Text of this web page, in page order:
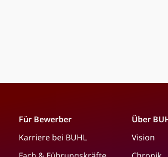
Für Bewerber
Karriere bei BUHL
Über
Vision